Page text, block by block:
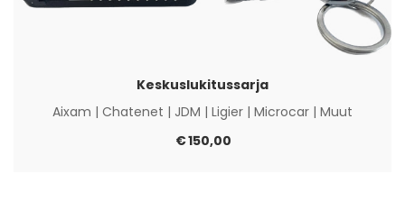
Keskuslukitussarja
Aixam | Chatenet | JDM | Ligier | Microcar | Muut
€150,00